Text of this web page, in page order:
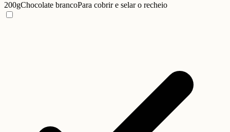
200gChocolate brancoPara cobrir e selar o recheio